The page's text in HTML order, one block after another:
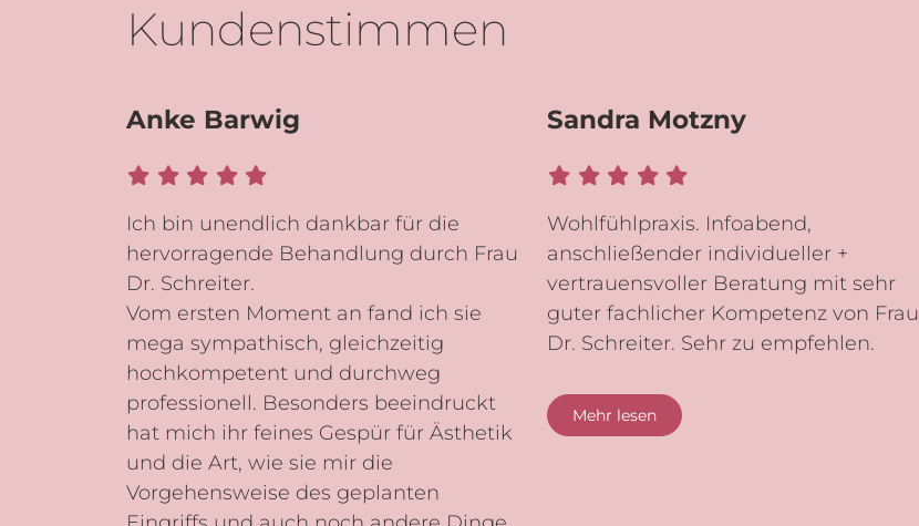
Kundenstimmen
Anke Barwig
Ich bin unendlich dankbar für die
hervorragende Behandlung durch Frau
Dr. Schreiter.
Vom ersten Moment an fand ich sie
mega sympathisch, gleichzeitig
hochkompetent und durchweg
professionell. Besonders beeindruckt
hat mich ihr feines Gespür für Ästhetik
und die Art, wie sie mir die
Vorgehensweise des geplanten
Sandra Motzny
Wohlfühlpraxis. Infoabend,
anschließender individueller +
vertrauensvoller Beratung mit sehr
guter fachlicher Kompetenz von Frau
Dr. Schreiter. Sehr zu empfehlen.
Mehr lesen